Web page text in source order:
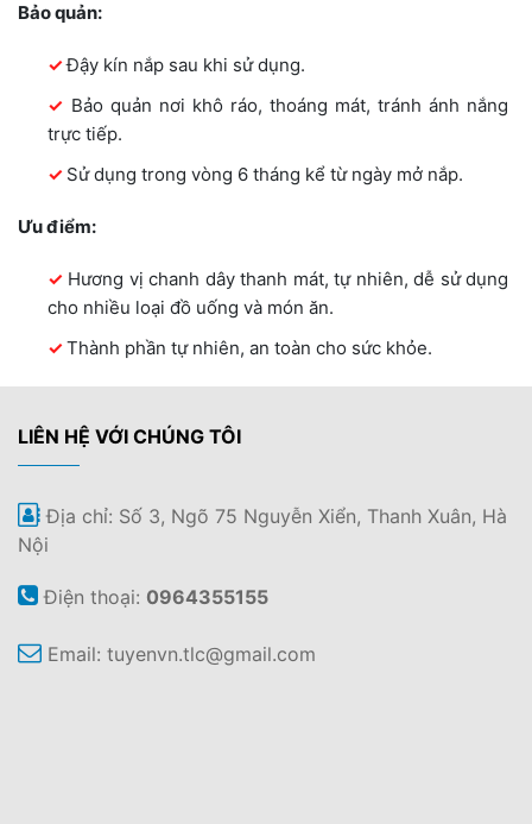
Bảo quản:
Đậy kín nắp sau khi sử dụng.
Bảo quản nơi khô ráo, thoáng mát, tránh ánh nắng
trực tiếp.
Sử dụng trong vòng 6 tháng kể từ ngày mở nắp.
Ưu điểm:
Hương vị chanh dây thanh mát, tự nhiên, dễ sử dụng
cho nhiều loại đồ uống và món ăn.
Thành phần tự nhiên, an toàn cho sức khỏe.
LIÊN HỆ VỚI CHÚNG TÔI
Địa chỉ: Số 3, Ngõ 75 Nguyễn Xiển, Thanh Xuân, Hà
Nội
Điện thoại: 0964355155
Email: tuyenvn.tlc@gmail.com